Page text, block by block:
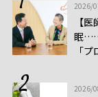
2026/
【
眠……
「
2026/